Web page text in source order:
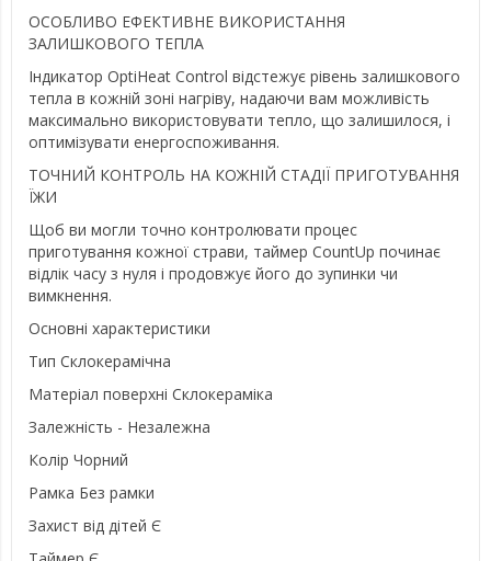
ОСОБЛИВО ЕФЕКТИВНЕ ВИКОРИСТАННЯ
ЗАЛИШКОВОГО ТЕПЛА
Індикатор OptiHeat Control відстежує рівень залишкового
тепла в кожній зоні нагріву, надаючи вам можливість
максимально використовувати тепло, що залишилося, і
оптимізувати енергоспоживання.
ТОЧНИЙ КОНТРОЛЬ НА КОЖНІЙ СТАДІЇ ПРИГОТУВАННЯ
ЇЖИ
Щоб ви могли точно контролювати процес
приготування кожної страви, таймер CountUp починає
відлік часу з нуля і продовжує його до зупинки чи
вимкнення.
Основні характеристики
Тип Склокерамічна
Матеріал поверхні Склокераміка
Залежність - Незалежна
Колір Чорний
Рамка Без рамки
Захист від дітей Є